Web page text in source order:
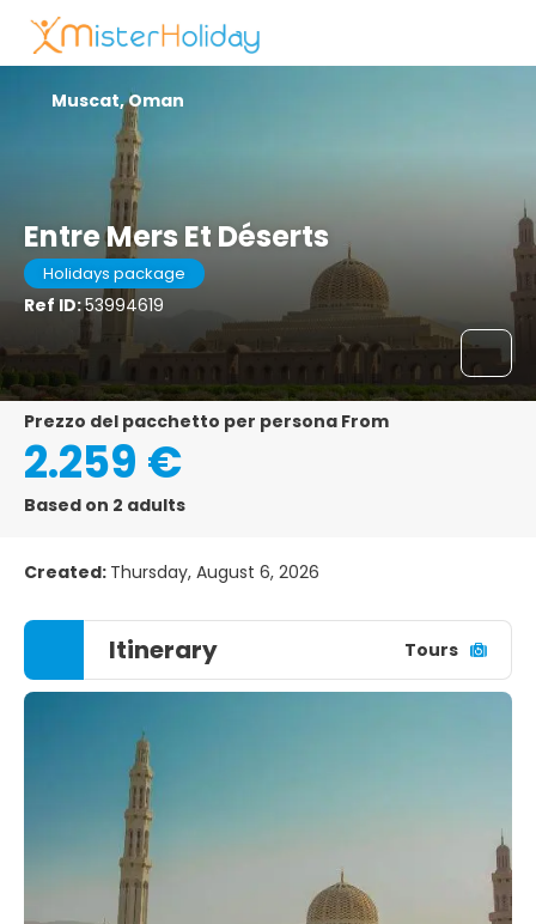
Entre Mers Et Déserts
Holidays package
Ref ID:53994619
Muscat, Oman
prezzo del pacchetto per persona From
2.259 €
Based on 2 adults
Created: Thursday, August 6, 2026
Itinerary Tours